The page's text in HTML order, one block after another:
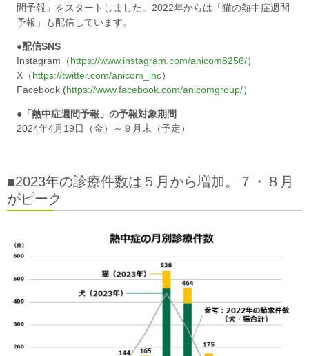
間予報」をスタートしました。2022年からは「猫の熱中症週間
予報」も配信しています。
●配信SNS
Instagram（https://www.instagram.com/anicom8256/）
X（https://twitter.com/anicom_inc）
Facebook (https://www.facebook.com/anicomgroup/）
●「熱中症週間予報」の予報対象期間
2024年4月19日（金）～９月末（予定）
■2023年の診療件数は５月から増加。７・８月
がピーク